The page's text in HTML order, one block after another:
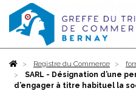
AccueilRegistre du Commerce
SARL - Désignation d’une
d’engager à titre habituel la